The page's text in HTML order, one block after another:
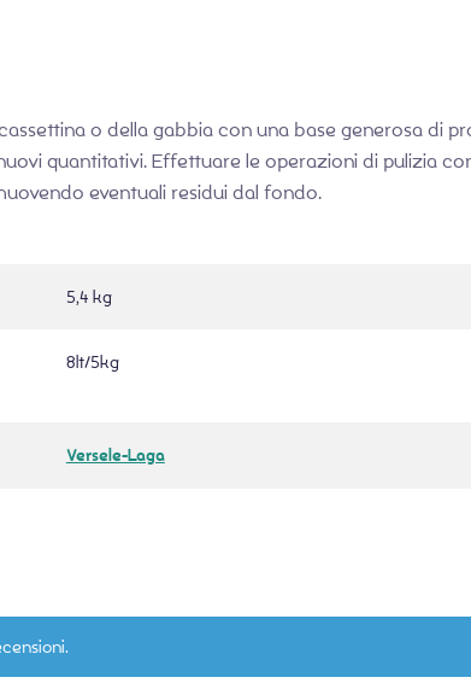
o della gabbia con una base generosa di
quantitativi. Effettuare le operazioni di pulizia
eventuali residui dal fondo.
5,4 kg
8lt/5kg
Versele-Laga